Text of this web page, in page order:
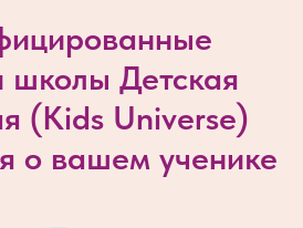
школы Детская
(Kids Universe)
о вашем ученике